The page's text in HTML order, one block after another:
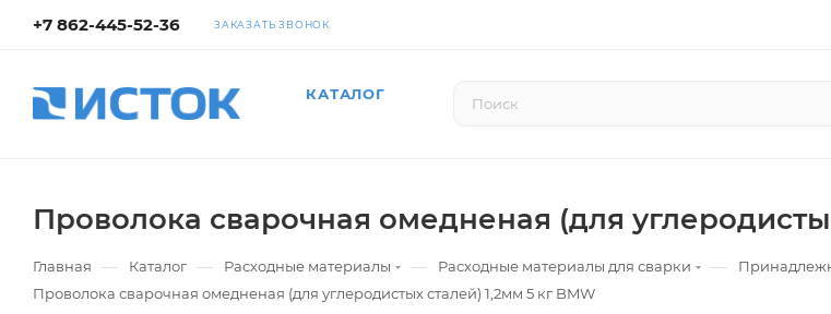
+7 862-445-52-36 ЗАКАЗАТЬ ЗВОНОК
КАТАЛОГ
Проволока сварочная омедненая (для
Главная — Каталог — Расходные материалы — Расходные материалы для сварки —
Проволока сварочная омедненая (для углеродистых сталей) 1,2мм 5 кг BMW